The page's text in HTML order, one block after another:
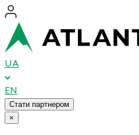
UA
EN
Стати партнером
×